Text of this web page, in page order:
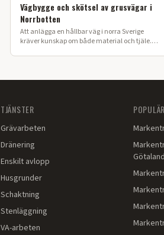
Vägbygge och skötsel av grusvägar i
Norrbotten
Att anlägga en hållbar väg i norra Sverige
kräver kunskap om både material och tjäle.
TJÄNSTER
Grävarbeten
Dränering
Enskilt avlopp
Husgrunder
Schaktning
Stenläggning
VA-arbeten
Götaland